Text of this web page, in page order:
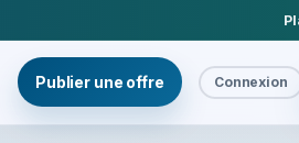
Publier une offre Connexion